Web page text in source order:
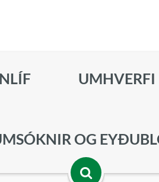
UMHVERFI
OG